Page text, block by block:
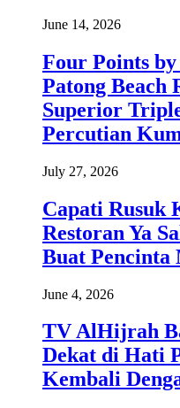
June 14, 2026
Four Points
Patong Beach
Superior
Percutian
July 27, 2026
Capati Rusuk
Restoran Ya
Buat Pencinta
June 4, 2026
TV AlHijrah
Dekat di Hati
Kembali